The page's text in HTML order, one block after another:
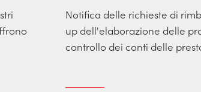
Notifica delle richieste di
up dell'elaborazione delle
controllo dei conti delle